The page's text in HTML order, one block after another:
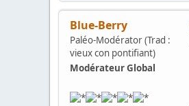
Blue-Berry
Paléo-Modérator (Trad :
vieux con pontifiant)
Modérateur Global